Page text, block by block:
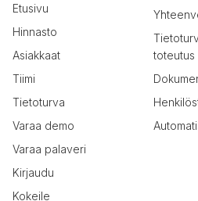
Etusivu
Hinnasto
Asiakkaat
Tiimi
Tietoturva
Varaa demo
Varaa palaveri
Kirjaudu
Kokeile
toteutus